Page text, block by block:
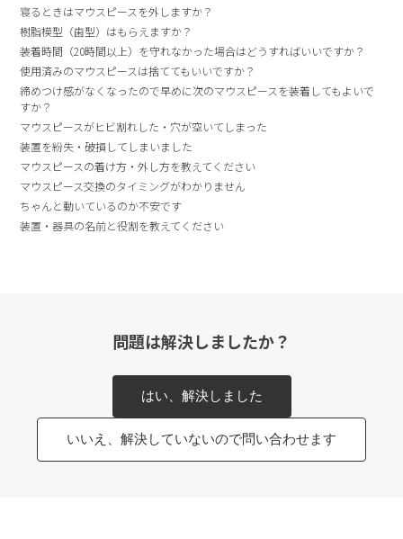
寝るときはマウスピースを外しますか？
樹脂模型（歯型）はもらえますか？
装着時間（20時間以上）を守れなかった場合はどうすればいいですか？
使用済みのマウスピースは捨ててもいいですか？
締めつけ感がなくなったので早めに次のマウスピースを装着してもよいで
すか？
マウスピースがヒビ割れした・穴が空いてしまった
装置を紛失・破損してしまいました
マウスピースの着け方・外し方を教えてください
マウスピース交換のタイミングがわかりません
ちゃんと動いているのか不安です
装置・器具の名前と役割を教えてください
問題は解決しましたか？
はい、解決しました
いいえ、解決していないので問い合わせます